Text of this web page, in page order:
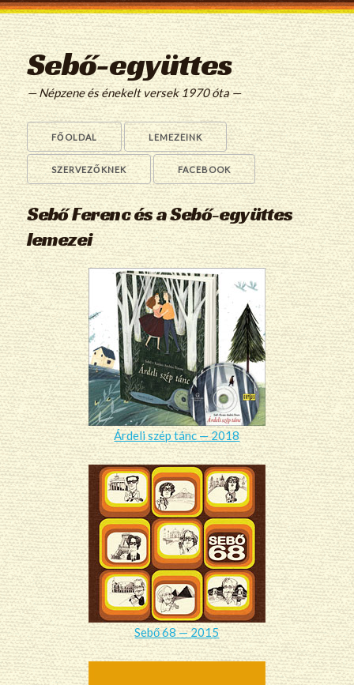
Sebő-együttes
— Népzene és énekelt versek 1970 óta —
FŐOLDAL LEMEZEINK
SZERVEZŐKNEK FACEBOOK
Sebő Ferenc és a Sebő-együttes
lemezei
Árdeli szép tánc — 2018
Sebő 68 — 2015